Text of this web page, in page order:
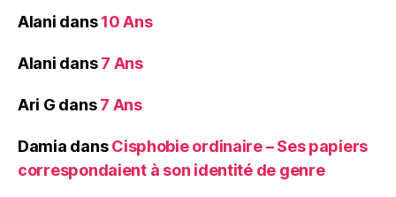
Alani dans10 Ans
Alani dans7 Ans
Ari G dans7 Ans
Damia dansCisphobie ordinaire – Ses papiers
correspondaient à son identité de genre